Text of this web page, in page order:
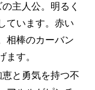
主人公。明るく
ています。赤い
相棒のカーバン
ます。
と勇気を持つ不